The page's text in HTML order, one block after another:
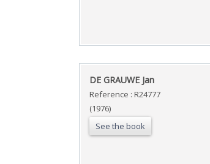
‎DE GRAUWE Jan‎
Reference : R24777
(1976)
See the book